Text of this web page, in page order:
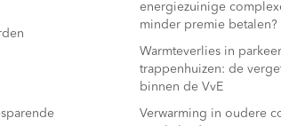
energiezuinige
minder premie betalen?
Warmteverlies in
trappenhuizen: de
binnen de VvE
Verwarming in oudere